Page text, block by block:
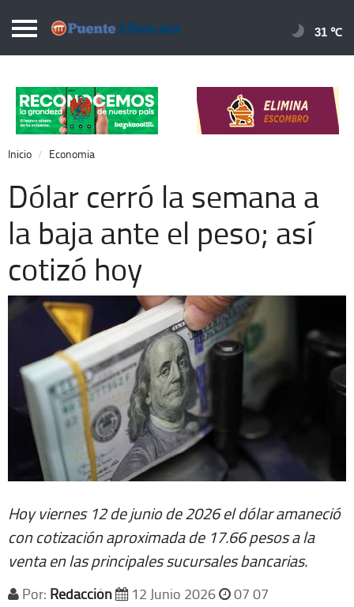
Puentelibre.mx
Local
Nacional
Opinión
Cronos
Economía
Espectáculos
31 ℃
Inicio Economia
Dólar cerró la semana a
la baja ante el peso; así
cotizó hoy
Hoy viernes 12 de junio de 2026 el dólar amaneció
con cotización aproximada de 17.66 pesos a la
venta en las principales sucursales bancarias.
Por: Redacción 12 Junio 2026 07 07